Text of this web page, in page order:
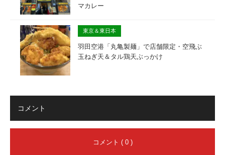
マカレー
東京＆東日本
羽田空港「丸亀製麺」で店舗限定・空飛ぶ
玉ねぎ天＆タル鶏天ぶっかけ
コメント
コメント ( 0 )